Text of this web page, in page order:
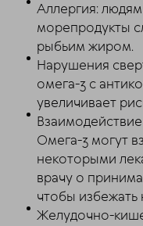
Аллергия:
морепродукты
рыбьим жиром.
Нарушения
омега-3 с
увеличивает
Омега-3 могут
некоторыми
врачу о
чтобы избежать
Желудочно-